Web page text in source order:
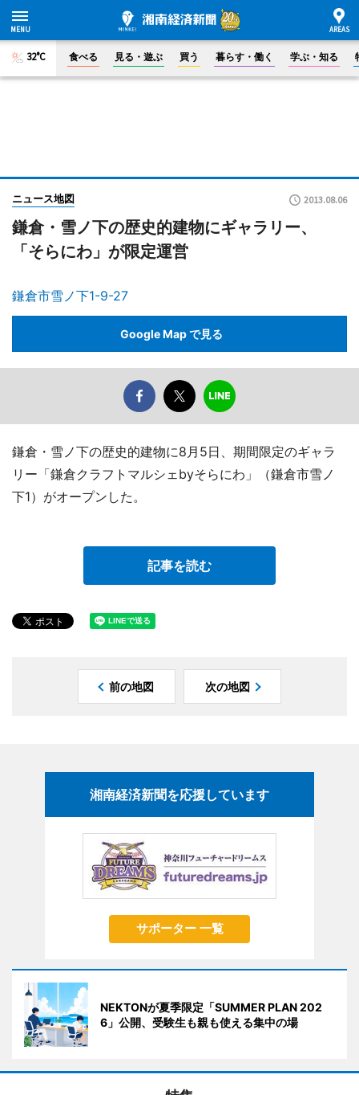
32°C 食べる 見る・遊ぶ 買う 暮らす・働く 学ぶ・知る
ニュース地図 2013.08.06
鎌倉・雪ノ下の歴史的建物にギャラリー、
「そらにわ」が限定運営
鎌倉市雪ノ下1-9-27
Google Map で見る
鎌倉・雪ノ下の歴史的建物に8月5日、期間限定のギャラ
リー「鎌倉クラフトマルシェbyそらにわ」（鎌倉市雪ノ
下1）がオープンした。
記事を読む
前の地図 次の地図
湘南経済新聞を応援しています
サポーター 一覧
NEKTONが夏季限定「SUMMER PLAN 202
6」公開、受験生も親も使える集中の場